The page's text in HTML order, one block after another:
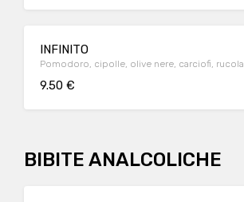
INFINITO
Pomodoro, cipolle, olive nere, carciofi, rucola
9.50 €
BIBITE ANALCOLICHE